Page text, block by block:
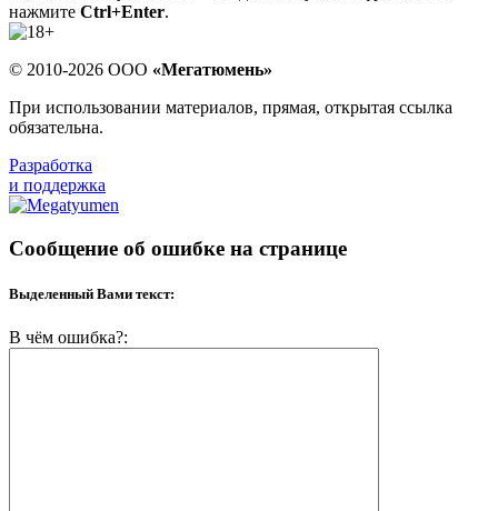
нажмите Ctrl+Enter.
© 2010-2026 ООО «Мегатюмень»
При использовании материалов, прямая, открытая ссылка
обязательна.
Разработка
и поддержка
Сообщение об ошибке на странице
Выделенный Вами текст:
В чём ошибка?: